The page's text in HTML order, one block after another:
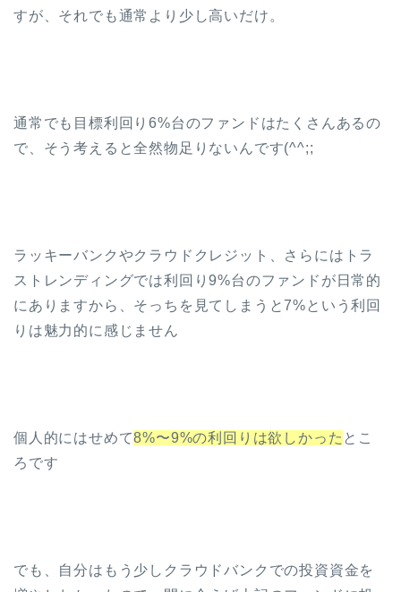
すが、それでも通常より少し高いだけ。
通常でも目標利回り6%台のファンドはたくさんあるの
で、そう考えると全然物足りないんです(^^;;
ラッキーバンクやクラウドクレジット、さらにはトラ
ストレンディングでは利回り9%台のファンドが日常的
にありますから、そっちを見てしまうと7%という利回
りは魅力的に感じません
個人的にはせめて8%〜9%の利回りは欲しかった とこ
ろです
でも、自分はもう少しクラウドバンクでの投資資金を